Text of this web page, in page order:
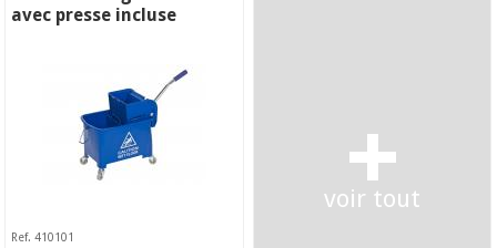
avec presse incluse
Ref. 410101
+
voir tout